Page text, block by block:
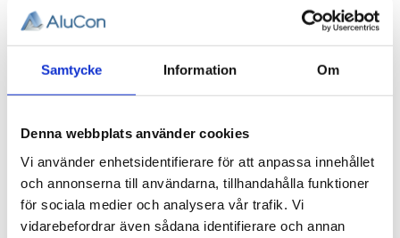
Samtycke Information Om
Denna webbplats använder cookies
Vi använder enhetsidentifierare för att anpassa innehållet
och annonserna till användarna, tillhandahålla funktioner
för sociala medier och analysera vår trafik. Vi
vidarebefordrar även sådana identifierare och annan
Ändknut
Ändknut 22x22, 1 st.
75,00KR
INFO